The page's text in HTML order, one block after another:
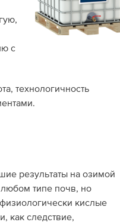
с
технологичность
результаты на озимой
типе почв, но
кислые
как следствие,